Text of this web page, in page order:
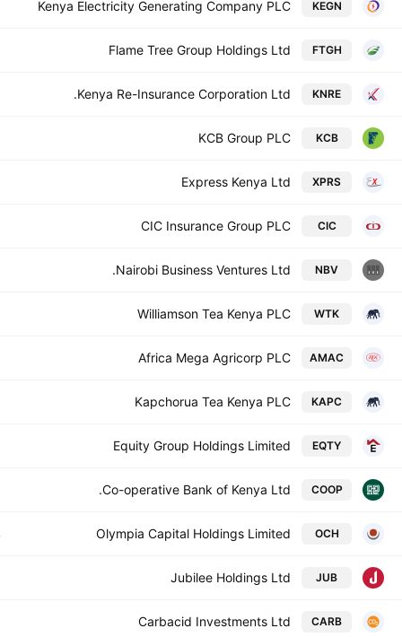
KEGN
Kenya Electricity Generating Company PLC
FTGH
Flame Tree Group Holdings Ltd
KNRE
Kenya Re-Insurance Corporation Ltd.
KCB
KCB Group PLC
XPRS
Express Kenya Ltd
CIC
CIC Insurance Group PLC
NBV
Nairobi Business Ventures Ltd.
WTK
Williamson Tea Kenya PLC
AMAC
Africa Mega Agricorp PLC
KAPC
Kapchorua Tea Kenya PLC
EQTY
Equity Group Holdings Limited
COOP
Co-operative Bank of Kenya Ltd.
OCH
Olympia Capital Holdings Limited
JUB
Jubilee Holdings Ltd
CARB
Carbacid Investments Ltd